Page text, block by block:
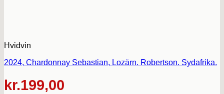
Hvidvin
2024, Chardonnay Sebastian, Lozärn. Robertson. Sydafrika.
kr.199,00